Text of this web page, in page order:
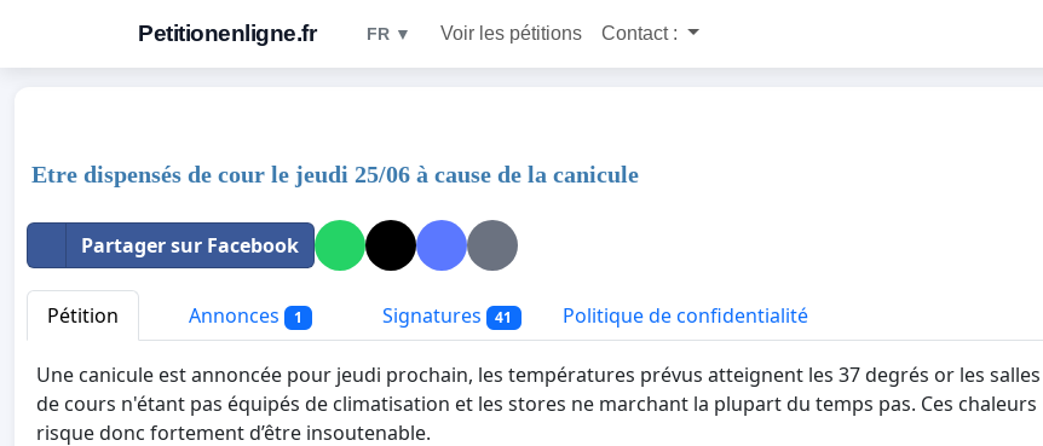
Petitionenligne.fr FR ▼ Voir les pétitions Contact :
Etre dispensés de cour le jeudi 25/06 à cause de la canicule
Partager sur Facebook
Pétition Annonces 1 Signatures 41 Politique de confidentialité
Une canicule est annoncée pour jeudi prochain, les températures prévus atteignent les 37 degrés or les salles
de cours n'étant pas équipés de climatisation et les stores ne marchant la plupart du temps pas. Ces chaleurs
risque donc fortement d’être insoutenable.